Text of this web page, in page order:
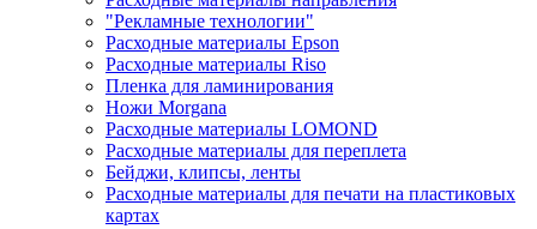
"Рекламные технологии"
Расходные материалы Epson
Расходные материалы Riso
Пленка для ламинирования
Ножи Morgana
Расходные материалы LOMOND
Расходные материалы для переплета
Бейджи, клипсы, ленты
Расходные материалы для печати на пластиковых
картах